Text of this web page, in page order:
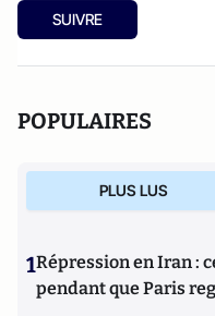
SUIVRE
POPULAIRES
PLUS LUS
1Répression en Iran :
pendant que Paris